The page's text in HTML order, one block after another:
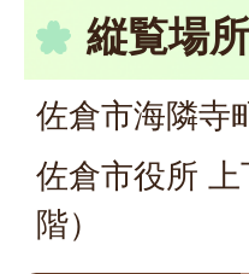
縦覧場所
佐倉市海隣寺
佐倉市役所
階）